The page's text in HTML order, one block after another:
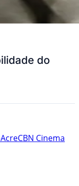
do
AcreCBN Cinema